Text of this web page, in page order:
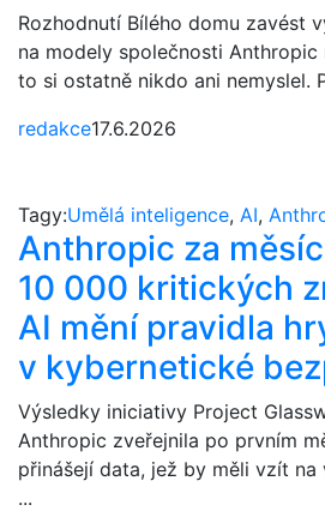
Rozhodnutí Bílého domu zavést
na modely společnosti Anthropic
to si ostatně nikdo ani nemyslel.
redakce17.6.2026
Tagy:Umělá inteligence, AI,
Anthropic za
10 000 kritických
AI mění pravidla
v kybernetické
Výsledky iniciativy Project
Anthropic zveřejnila po prvním
přinášejí data, jež by měli vzít
...